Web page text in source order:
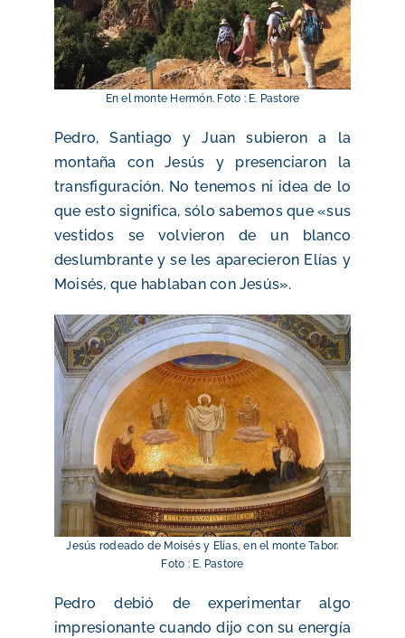
En el monte Hermón. Foto : E. Pastore
Pedro, Santiago y Juan subieron a la
montaña con Jesús y presenciaron la
transfiguración. No tenemos ni idea de lo
que esto significa, sólo sabemos que «sus
vestidos se volvieron de un blanco
deslumbrante y se les aparecieron Elías y
Moisés, que hablaban con Jesús».
Jesús rodeado de Moisés y Elías, en el monte Tabor.
Foto : E. Pastore
Pedro debió de experimentar algo
impresionante cuando dijo con su energía